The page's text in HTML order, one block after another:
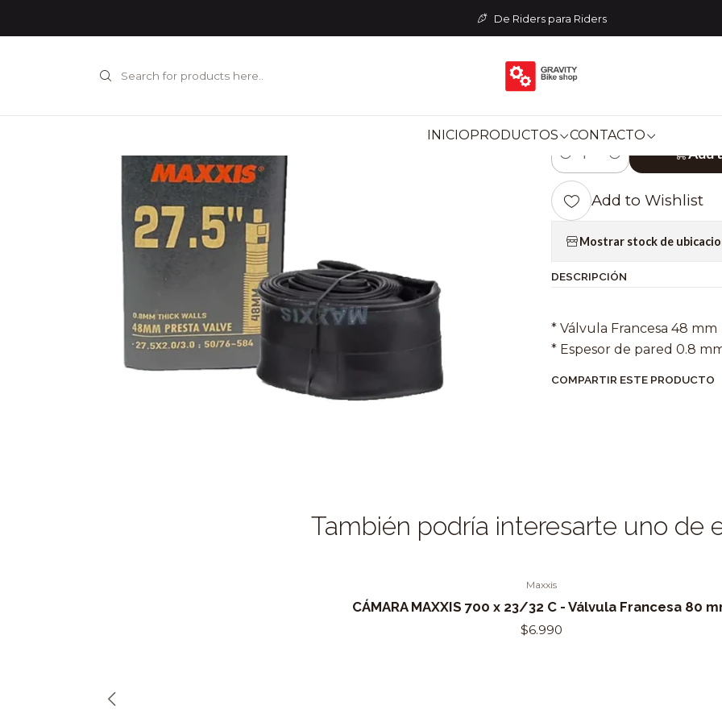
INICIOPRODUCTOS CONTACTO
De Riders para Riders
CÁMARA MAXXIS 27.5 x 2.0/3.0 - Válvula
|
CÁMARA
Válvula
Quantity
Add
Add to Wishlist
Mostrar stock de
DESCRIPCIÓN
* Válvula Francesa 48 mm
* Espesor de pared 0.8
COMPARTIR ESTE PRODUCTO
También podría interesarte uno de
Maxxis
CÁMARA MAXXIS 700 x 23/32 C - Válvula Francesa 80
$6.990